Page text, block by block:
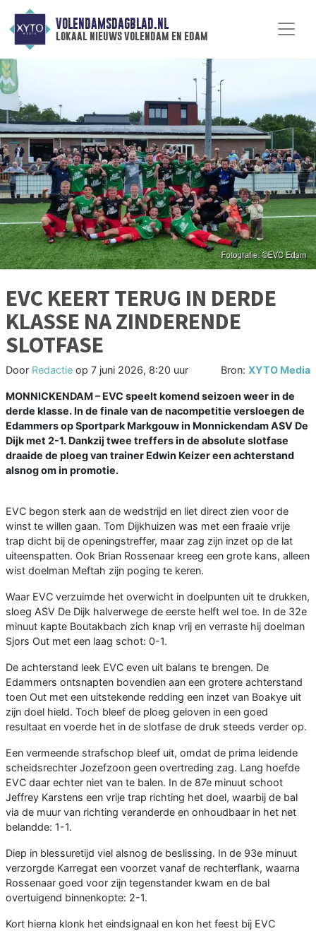
VOLENDAMSDAGBLAD.NL
lokaal nieuws volendam en edam
EVC KEERT TERUG IN DERDE
KLASSE NA ZINDERENDE
SLOTFASE
Door Redactie op 7 juni 2026, 8:20 uur Bron: XYTO Media
MONNICKENDAM – EVC speelt komend seizoen weer in de
derde klasse. In de finale van de nacompetitie versloegen de
Edammers op Sportpark Markgouw in Monnickendam ASV De
Dijk met 2-1. Dankzij twee treffers in de absolute slotfase
draaide de ploeg van trainer Edwin Keizer een achterstand
alsnog om in promotie.
EVC begon sterk aan de wedstrijd en liet direct zien voor de
winst te willen gaan. Tom Dijkhuizen was met een fraaie vrije
trap dicht bij de openingstreffer, maar zag zijn inzet op de lat
uiteenspatten. Ook Brian Rossenaar kreeg een grote kans, alleen
wist doelman Meftah zijn poging te keren.
Waar EVC verzuimde het overwicht in doelpunten uit te drukken,
sloeg ASV De Dijk halverwege de eerste helft wel toe. In de 32e
minuut kapte Boutakbach zich knap vrij en verraste hij doelman
Sjors Out met een laag schot: 0-1.
De achterstand leek EVC even uit balans te brengen. De
Edammers ontsnapten bovendien aan een grotere achterstand
toen Out met een uitstekende redding een inzet van Boakye uit
zijn doel hield. Toch bleef de ploeg geloven in een goed
resultaat en voerde het in de slotfase de druk steeds verder op.
Een vermeende strafschop bleef uit, omdat de prima leidende
scheidsrechter Jozefzoon geen overtreding zag. Lang hoefde
EVC daar echter niet van te balen. In de 87e minuut schoot
Jeffrey Karstens een vrije trap richting het doel, waarbij de bal
via de muur van richting veranderde en onhoudbaar in het net
belandde: 1-1.
Diep in blessuretijd viel alsnog de beslissing. In de 93e minuut
verzorgde Karregat een voorzet vanaf de rechterflank, waarna
Rossenaar goed voor zijn tegenstander kwam en de bal
overtuigend binnenkopte: 2-1.
Kort hierna klonk het eindsignaal en kon het feest bij EVC